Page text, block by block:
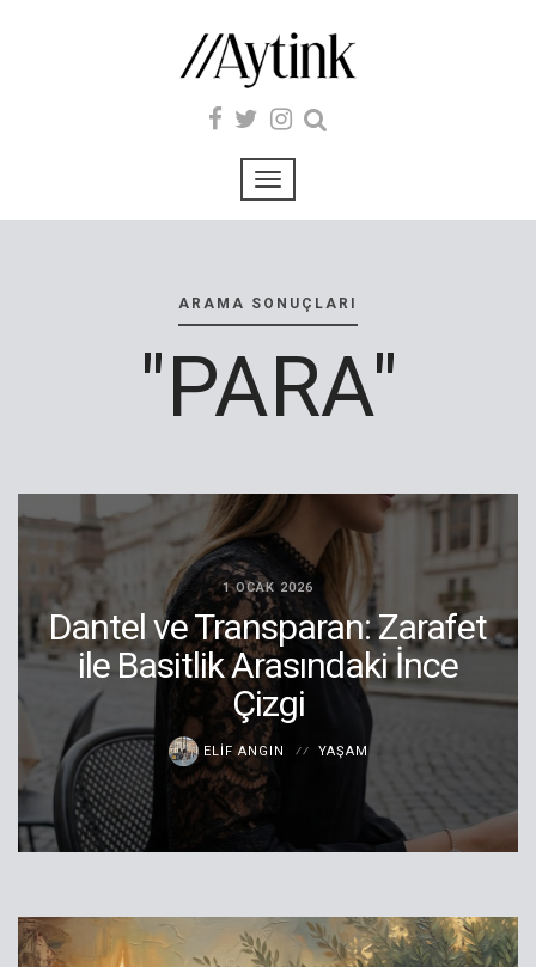
ARAMA SONUÇLARI
"PARA"
1 OCAK 2026
Dantel ve Transparan: Zarafet
ile Basitlik Arasındaki İnce
Çizgi
ELIF ANGIN YAŞAM